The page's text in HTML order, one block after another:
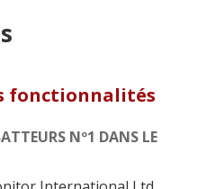
fonctionnalités
Nº1 DANS LE